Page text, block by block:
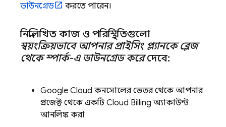
ডাউনগ্রেড
করতে পারেন।
নিম্নলিখিত কাজ ও পরিস্থিতিগুলো
স্বয়ংক্রিয়ভাবে আপনার প্রাইসিং প্ল্যানকে ব্লেজ
থেকে স্পার্ক-এ ডাউনগ্রেড করেদেবে:
Google Cloud কনসোলের ভেতর থেকে আপনার
প্রজেক্ট থেকে একটিCloud Billing অ্যাকাউন্ট
আনলিঙ্ক করা